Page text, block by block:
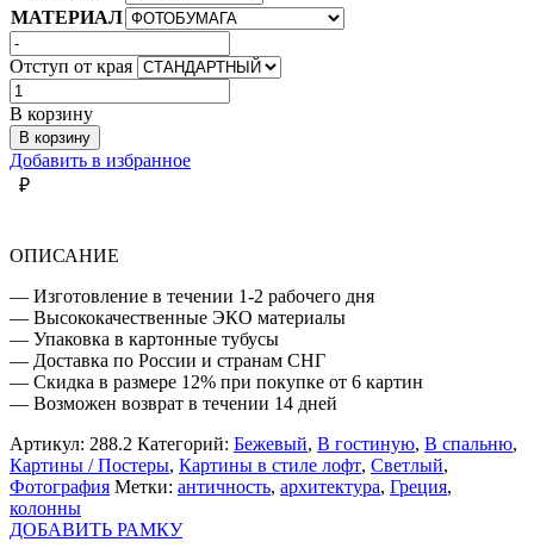
МАТЕРИАЛ
Отступ от края
Количество
товара
АНТИЧНЫЕ
КОЛОННЫ
В корзину
В корзину
Добавить в избранное
₽
ОПИСАНИЕ
— Изготовление в течении 1-2 рабочего дня
— Высококачественные ЭКО материалы
— Упаковка в картонные тубусы
— Доставка по России и странам СНГ
— Скидка в размере 12% при покупке от 6 картин
— Возможен возврат в течении 14 дней
Артикул: 288.2 Категорий: Бежевый, В гостиную, В спальню,
Картины / Постеры, Картины в стиле лофт, Светлый,
Фотография Метки: античность, архитектура, Греция,
колонны
ДОБАВИТЬ РАМКУ